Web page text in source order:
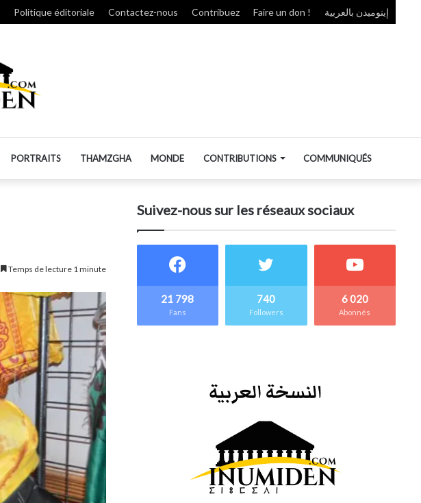
Politique éditoriale Contactez-nous Contribuez Faire un don ! إينوميدن بالعربية
PORTRAITS THAMZGHA MONDE CONTRIBUTIONS COMMUNIQUÉS
Temps de lecture 1 minute
Suivez-nous sur les réseaux sociaux
21 798
Fans
740
Followers
6 020
Abonnés